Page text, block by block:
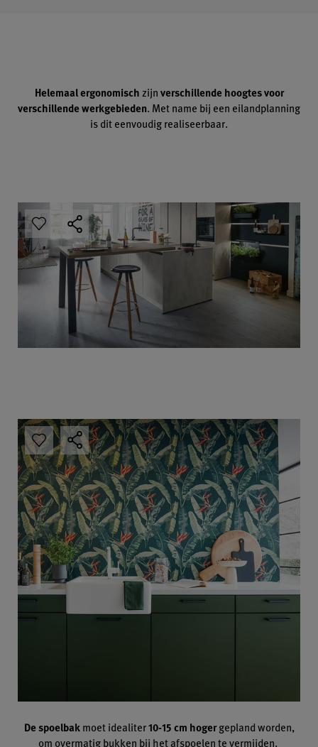
Helemaal ergonomisch zijnverschillende hoogtes voor
verschillende werkgebieden. Met name bij een eilandplanning
is dit eenvoudig realiseerbaar.
De spoelbakmoet idealiter10-15 cm hogergepland worden,
om overmatig bukken bij het afspoelen te vermijden.